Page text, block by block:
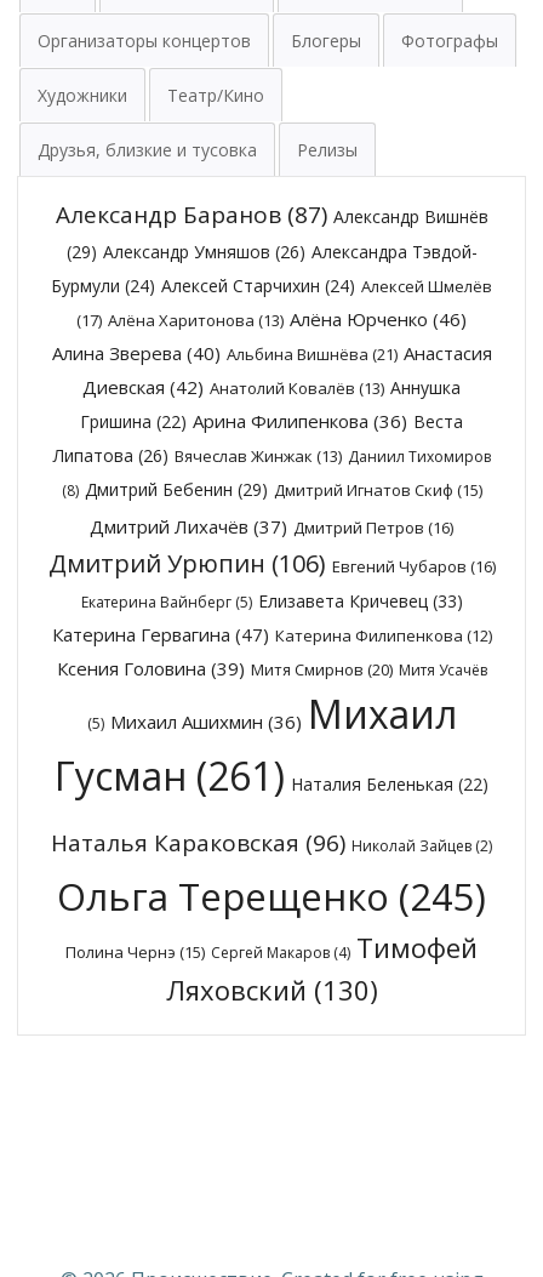
Организаторы концертов Блогеры Фотографы
Художники Театр/Кино
Друзья, близкие и тусовка Релизы
Александр Баранов(87) Александр Вишнёв
(29) Александр Умняшов (26) Александра Тэвдой-
Бурмули (24) Алексей Старчихин (24) Алексей Шмелёв
(17) Алёна Харитонова (13) Алёна Юрченко (46)
Алина Зверева (40) Альбина Вишнёва (21) Анастасия
Диевская (42) Анатолий Ковалёв (13) Аннушка
Гришина (22) Арина Филипенкова (36) Веста
Липатова (26) Вячеслав Жинжак (13) Даниил Тихомиров
(8) Дмитрий Бебенин (29) Дмитрий Игнатов Скиф (15)
Дмитрий Лихачёв (37) Дмитрий Петров (16)
Дмитрий Урюпин (106) Евгений Чубаров (16)
Екатерина Вайнберг(5) Елизавета Кричевец(33)
Катерина Гервагина (47) Катерина Филипенкова (12)
Ксения Головина (39) Митя Смирнов (20) Митя Усачёв
(5) Михаил Ашихмин (36) Михаил
Гусман (261) Наталия Беленькая (22)
Наталья Караковская (96) Николай Зайцев (2)
Ольга Терещенко (245)
Полина Чернэ (15) Сергей Макаров (4) Тимофей
Ляховский (130)